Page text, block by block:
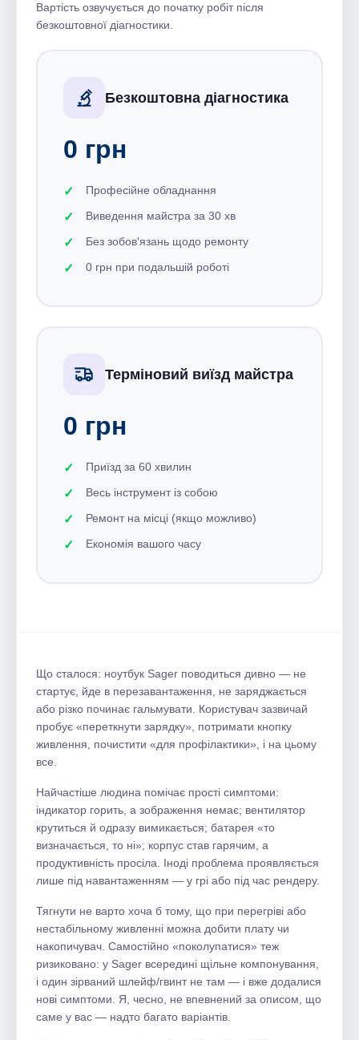
Вартість озвучується до початку робіт після
безкоштовної діагностики.
Безкоштовна діагностика
0 грн
Професійне обладнання
Виведення майстра за 30 хв
Без зобов'язань щодо ремонту
0 грн при подальшій роботі
Терміновий виїзд майстра
0 грн
Приїзд за 60 хвилин
Весь інструмент із собою
Ремонт на місці (якщо можливо)
Економія вашого часу
Що сталося: ноутбук Sager поводиться дивно — не
стартує, йде в перезавантаження, не заряджається
або різко починає гальмувати. Користувач зазвичай
пробує «переткнути зарядку», потримати кнопку
живлення, почистити «для профілактики», і на цьому
все.
Найчастіше людина помічає прості симптоми:
індикатор горить, а зображення немає; вентилятор
крутиться й одразу вимикається; батарея «то
визначається, то ні»; корпус став гарячим, а
продуктивність просіла. Іноді проблема проявляється
лише під навантаженням — у грі або під час рендеру.
Тягнути не варто хоча б тому, що при перегріві або
нестабільному живленні можна добити плату чи
накопичувач. Самостійно «поколупатися» теж
ризиковано: у Sager всередині щільне компонування,
і один зірваний шлейф/гвинт не там — і вже додалися
нові симптоми. Я, чесно, не впевнений за описом, що
саме у вас — надто багато варіантів.